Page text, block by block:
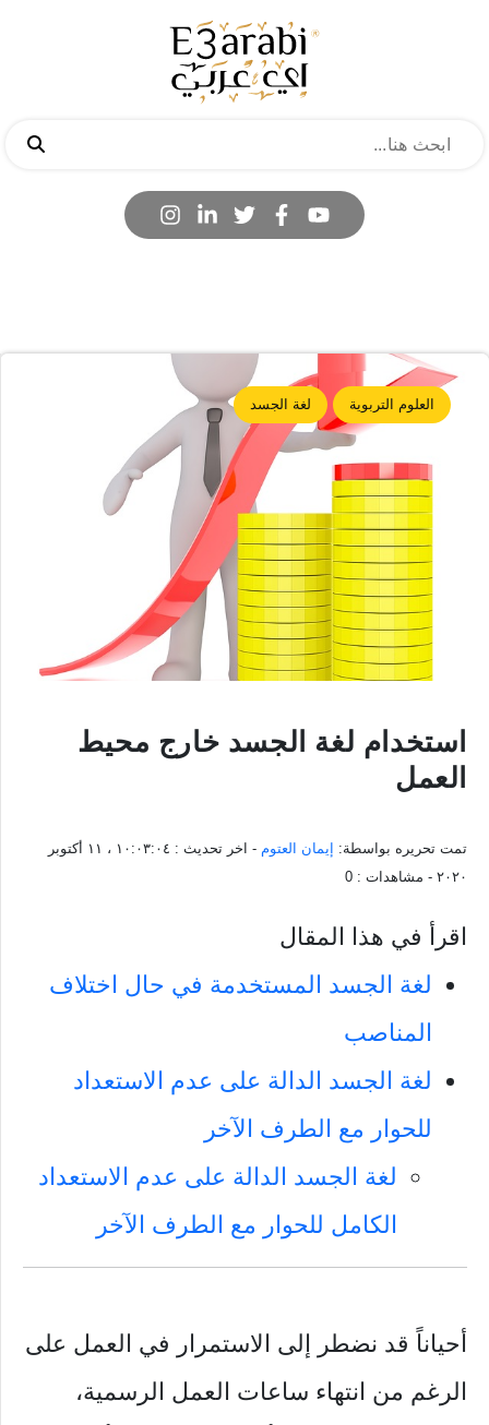
العلوم التربوية لغة الجسد
استخدام لغة الجسد خارج محيط
العمل
تمت تحريره بواسطة: إيمان العتوم - اخر تحديث :
١٠:٠٣:٠٤ ، ١١ أكتوبر
٢٠٢٠ - مشاهدات : 0
اقرأ في هذا المقال
لغة الجسد المستخدمة في حال اختلاف
المناصب
لغة الجسد الدالة على عدم الاستعداد
للحوار مع الطرف الآخر
لغة الجسد الدالة على عدم الاستعداد
الكامل للحوار مع الطرف الآخر
أحياناً قد نضطر إلى الاستمرار في العمل على
الرغم من انتهاء ساعات العمل الرسمية،